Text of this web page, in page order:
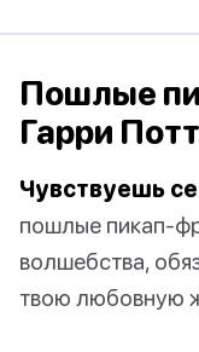
Пошлые
Гарри
Чувствуешь
пошлые пикап-
волшебства,
твою любовную